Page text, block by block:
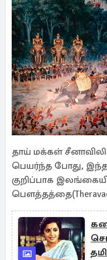
தாய் மக்கள்
பெயர்ந்த போது,
குறிப்பாக